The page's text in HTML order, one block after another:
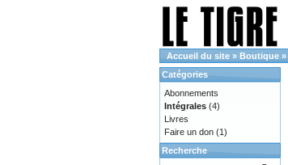
Accueil du site » Boutique »
Catégories
Abonnements
Intégrales (4)
Livres
Faire un don (1)
Recherche